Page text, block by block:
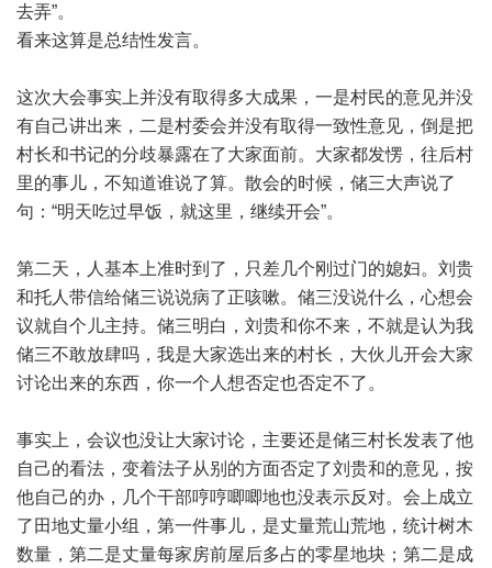
去弄”。
看来这算是总结性发言。
这次大会事实上并没有取得多大成果，一是村民的意见并没
有自己讲出来，二是村委会并没有取得一致性意见，倒是把
村长和书记的分歧暴露在了大家面前。大家都发愣，往后村
里的事儿，不知道谁说了算。散会的时候，储三大声说了
句：“明天吃过早饭，就这里，继续开会”。
第二天，人基本上准时到了，只差几个刚过门的媳妇。刘贵
和托人带信给储三说说病了正咳嗽。储三没说什么，心想会
议就自个儿主持。储三明白，刘贵和你不来，不就是认为我
储三不敢放肆吗，我是大家选出来的村长，大伙儿开会大家
讨论出来的东西，你一个人想否定也否定不了。
事实上，会议也没让大家讨论，主要还是储三村长发表了他
自己的看法，变着法子从别的方面否定了刘贵和的意见，按
他自己的办，几个干部哼哼唧唧地也没表示反对。会上成立
了田地丈量小组，第一件事儿，是丈量荒山荒地，统计树木
数量，第二是丈量每家房前屋后多占的零星地块；第二是成